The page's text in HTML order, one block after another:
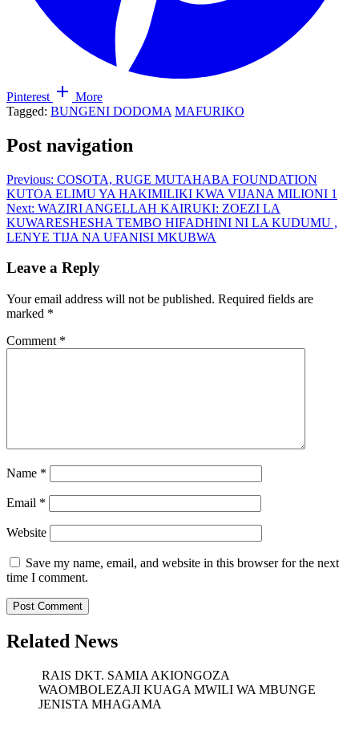
Pinterest
More
Tagged: BUNGENI DODOMA MAFURIKO
Post navigation
Previous: COSOTA, RUGE MUTAHABA FOUNDATION
KUTOA ELIMU YA HAKIMILIKI KWA VIJANA MILIONI 1
Next: WAZIRI ANGELLAH KAIRUKI: ZOEZI LA
KUWARESHESHA TEMBO HIFADHINI NI LA KUDUMU ,
LENYE TIJA NA UFANISI MKUBWA
Leave a Reply
Your email address will not be published. Required fields are
marked *
Comment *
Name *
Email *
Website
Save my name, email, and website in this browser for the next
time I comment.
Related News
RAIS DKT. SAMIA AKIONGOZA
WAOMBOLEZAJI KUAGA MWILI WA MBUNGE
JENISTA MHAGAMA